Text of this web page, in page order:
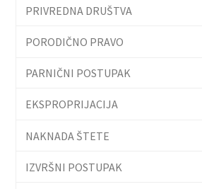
PRIVREDNA DRUŠTVA
PORODIČNO PRAVO
PARNIČNI POSTUPAK
EKSPROPRIJACIJA
NAKNADA ŠTETE
IZVRŠNI POSTUPAK